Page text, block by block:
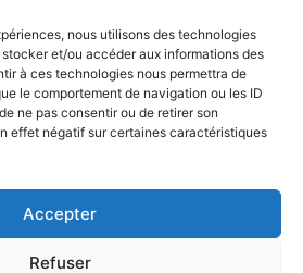
nous utilisons des technologies
et/ou accéder aux informations des
à ces technologies nous permettra de
le comportement de navigation ou les ID
ne pas consentir ou de retirer son
effet négatif sur certaines caractéristiques
Accepter
Refuser
du Québec, 2026
Plan du site
Accessibilité
à l'information
de services